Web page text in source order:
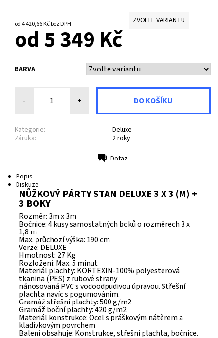
od 4 420,66 Kčbez DPH ZVOLTE VARIANTU
od 5 349 Kč
BARVA
- +
Kategorie:
Deluxe
Záruka:
2 roky
Dotaz
Popis
Diskuze
NŮŽKOVÝ PÁRTY STAN DELUXE 3 X 3 (M) +
3 BOKY
Rozměr: 3m x 3m
Bočnice: 4 kusy samostatných boků o rozměrech 3 x
1,8 m
Max. průchozí výška: 190 cm
Verze: DELUXE
Hmotnost: 27 Kg
Rozložení: Max. 5 minut
Materiál plachty: KORTEXIN-100% polyesterová
tkanina (PES) z rubové strany
nánosovaná PVC s vodoodpudivou úpravou. Střešní
plachta navíc s pogumováním.
Gramáž střešní plachty: 500 g/m2
Gramáž boční plachty: 420 g/m2
Materiál konstrukce: Ocel s práškovým nátěrem a
kladívkovým povrchem
Balení obsahuje: Konstrukce, střešní plachta, bočnice.